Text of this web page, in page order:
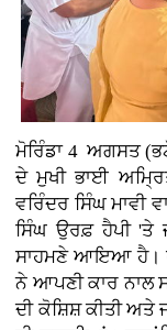
ਮੋਰਿੰਡਾ 4 ਅਗਸਤ
ਦੇ ਮੁਖੀ ਭਾਈ
ਵਰਿੰਦਰ ਸਿੰਘ ਮਾਵੀ
ਸਿੰਘ ਉਰਫ਼ ਹੈਪੀ 'ਤੇ
ਸਾਹਮਣੇ ਆਇਆ ਹੈ।
ਨੇ ਆਪਣੀ ਕਾਰ ਨਾਲ
ਦੀ ਕੋਸ਼ਿਸ਼ ਕੀਤੀ ਅਤੇ